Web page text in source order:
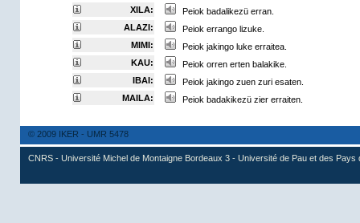
XILA:
Peiok badalikezü erran.
ALAZI:
Peiok errango lizuke.
MIMI:
Peiok jakingo luke erraitea.
KAU:
Peiok orren erten balakike.
IBAI:
Peiok jakingo zuen zuri esaten.
MAILA:
Peiok badakikezü zier erraiten.
© 2009 IKER - UMR 5478
CNRS - Université Michel de Montaigne Bordeaux 3 - Université de Pau et des Pays